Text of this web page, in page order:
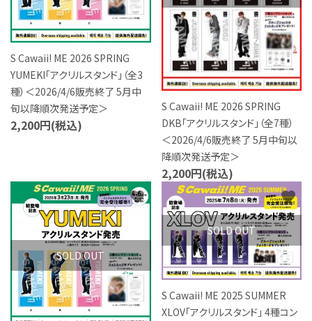
特定商取引法について
お問い合わせ
S Cawaii! ME 2026 SPRING
YUMEKI「アクリルスタンド」（全3
種）＜2026/4/6販売終了 5月中
旬以降順次発送予定＞
2,200円(税込)
S Cawaii! ME 2026 SPRING
DKB「アクリルスタンド」（全7種）
＜2026/4/6販売終了 5月中旬以
降順次発送予定＞
2,200円(税込)
SOLD OUT
favorite
SOLD OUT
S Cawaii! ME 2025 SUMMER
XLOV「アクリルスタンド」 4種コン
favorite